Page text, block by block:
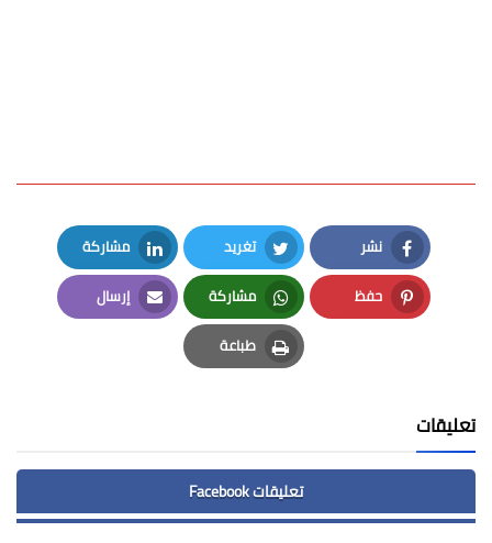
نشر
Facebook
تغريد
Twitter
مشاركة
LinkedIn
حفظ
Pinterest
مشاركة
Whatsapp
إرسال
Email
طباعة
Print
تعليقات
تعليقات Facebook